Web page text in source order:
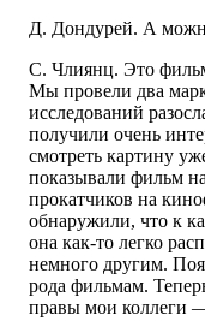
Д. Дондурей. А
С. Члиянц. Это
Мы провели два
исследований
получили очень
смотреть картину
показывали фильм
прокатчиков на
обнаружили, что к
она как-то легко
немного другим.
рода фильмам.
правы мои коллеги